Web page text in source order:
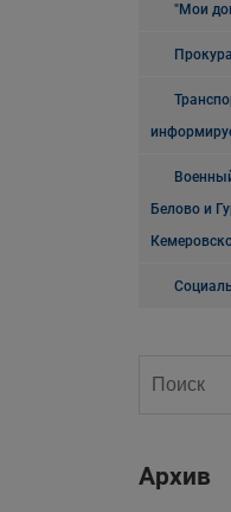
"Мои
Белово и
Архив